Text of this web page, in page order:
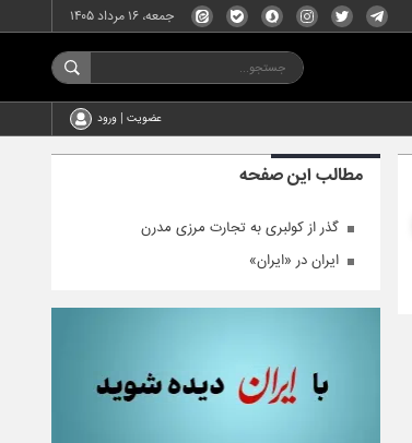
جمعه، ۱۶ مرداد ۱۴۰۵
عضویت | ورود
مطالب این صفحه
گذر از کولبری به تجارت مرزی مدرن
ایران در «ایران»